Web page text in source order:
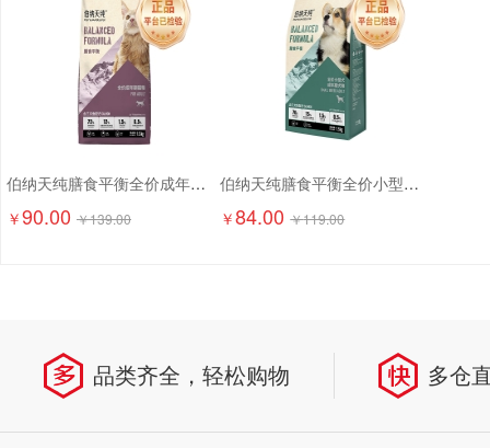
伯纳天纯膳食平衡全价成年期猫粮（含三文鱼配方）1.5kg
￥90.00 ￥139.00
伯纳天纯膳食平衡全价小型犬成犬粮（含三文鱼配方）1.5kg
￥84.00 ￥119.00
品类齐全，轻松购物 多仓